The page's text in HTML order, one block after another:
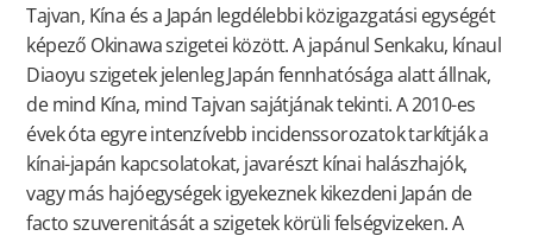
Tajvan, Kína és a Japán legdélebbi közigazgatási egységét
képező Okinawa szigetei között. A japánul Senkaku, kínaul
Diaoyu szigetek jelenleg Japán fennhatósága alatt állnak,
de mind Kína, mind Tajvan sajátjának tekinti. A 2010-es
évek óta egyre intenzívebb incidenssorozatok tarkítják a
kínai-japán kapcsolatokat, javarészt kínai halászhajók,
vagy más hajóegységek igyekeznek kikezdeni Japán de
facto szuverenitását a szigetek körüli felségvizeken. A